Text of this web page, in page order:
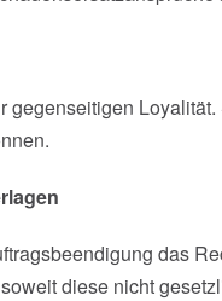
gegenseitigen
das
diese nicht